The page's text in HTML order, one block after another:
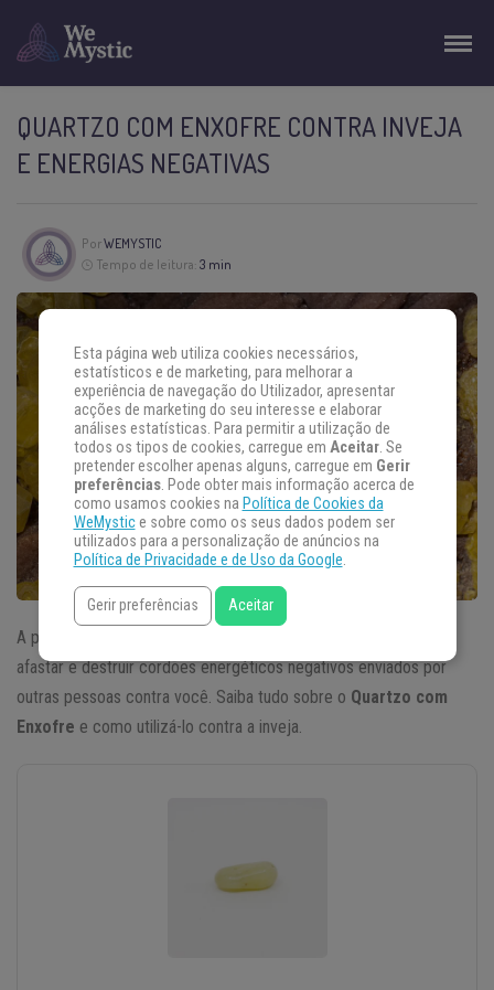
QUARTZO COM ENXOFRE CONTRA INVEJA
E ENERGIAS NEGATIVAS
PorWEMYSTIC
Tempo de leitura: 3 min
A presença do enxofre na composição do quartzo é capaz de
afastar e destruir cordões energéticos negativos enviados por
outras pessoas contra você. Saiba tudo sobre o Quartzo com
Enxofre e como utilizá-lo contra a inveja.
Esta página web utiliza cookies necessários,
estatísticos e de marketing, para melhorar a
experiência de navegação do Utilizador, apresentar
acções de marketing do seu interesse e elaborar
análises estatísticas. Para permitir a utilização de
todos os tipos de cookies, carregue em Aceitar. Se
pretender escolher apenas alguns, carregue em Gerir
preferências. Pode obter mais informação acerca de
como usamos cookies na Política de Cookies da
WeMystice sobre como os seus dados podem ser
utilizados para a personalização de anúncios na
Política de Privacidade e de Uso da Google.
Gerir preferências Aceitar